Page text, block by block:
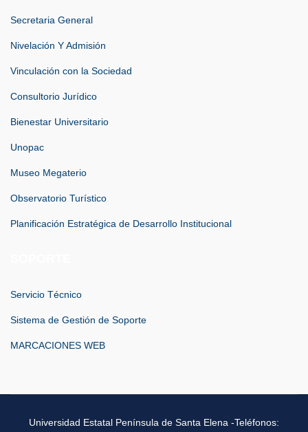
Secretaria General
Nivelación Y Admisión
Vinculación con la Sociedad
Consultorio Jurídico
Bienestar Universitario
Unopac
Museo Megaterio
Observatorio Turístico
Planificación Estratégica de Desarrollo Institucional
Servicio Técnico
Sistema de Gestión de Soporte
MARCACIONES WEB
Universidad Estatal Península de Santa Elena -Teléfonos: